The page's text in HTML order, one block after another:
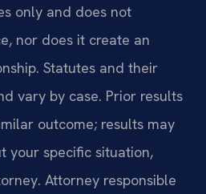
only and does not
nor does it create an
Statutes and their
vary by case. Prior results
outcome; results may
your specific situation,
Attorney responsible